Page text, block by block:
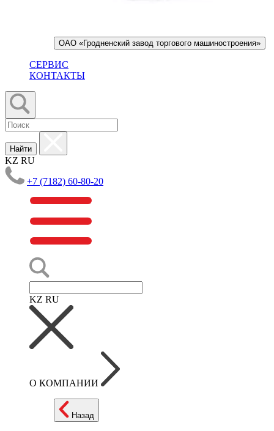
ОАО «Гродненский завод торгового машиностроения»
СЕРВИС
КОНТАКТЫ
Найти
KZ RU
+7 (7182) 60-80-20
KZ RU
О КОМПАНИИ
Назад